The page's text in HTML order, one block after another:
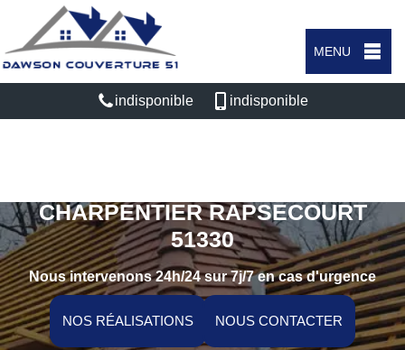
MENU
indisponible indisponible
CHARPENTIER RAPSECOURT
51330
Nous intervenons 24h/24 sur 7j/7 en cas d'urgence
NOS RÉALISATIONS NOUS CONTACTER